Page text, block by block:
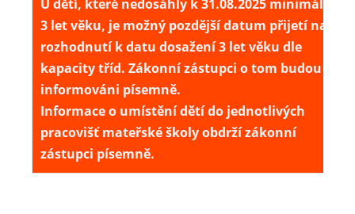
U dětí, které nedosáhly k 31.08.2025 minimálně
3 let věku, je možný pozdější datum přijetí na
rozhodnutí k datu dosažení 3 let věku dle
kapacity tříd. Zákonní zástupci o tom budou
informováni písemně.
Informace o umístění dětí do jednotlivých
pracovišť mateřské školy obdrží zákonní
zástupci písemně.